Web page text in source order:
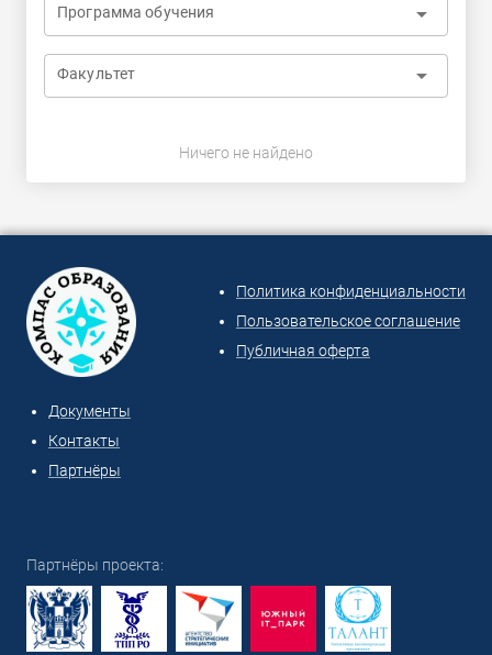
Программа обучения arrow_drop_down
Факультет arrow_drop_down
Ничего не найдено
Политика конфиденциальности
Пользовательское соглашение
Публичная оферта
Документы
Контакты
Партнёры
Партнёры проекта: